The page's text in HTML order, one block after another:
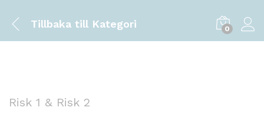
Tillbaka till Kategori 0
‏Risk 1 & Risk 2